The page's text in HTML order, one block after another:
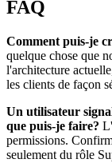
FAQ
Comment puis-je
quelque chose que
l'architecture
les clients de façon
Un utilisateur
que puis-je faire?
permissions.
seulement du rôle